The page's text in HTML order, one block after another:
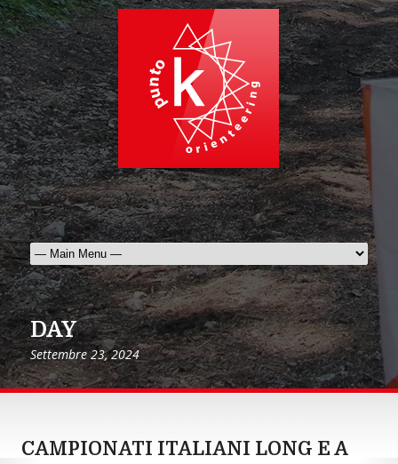
DAY
Settembre 23, 2024
CAMPIONATI ITALIANI LONG E A